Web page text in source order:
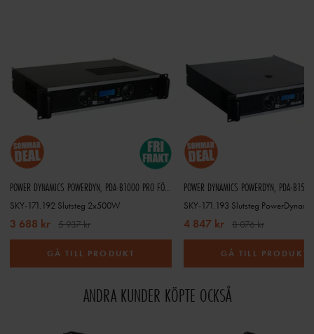
POWER DYNAMICS POWERDYN, PDA-B1000 PRO FÖRSTÄRKARE
SKY-171.192 Slutsteg 2x500W
3 688 kr 5 937 kr
GÅ TILL PRODUKT
SKY-171.193 Slutsteg
4 847 kr 8 076 kr
GÅ TILL PRODUKT
ANDRA KUNDER KÖPTE OCKSÅ